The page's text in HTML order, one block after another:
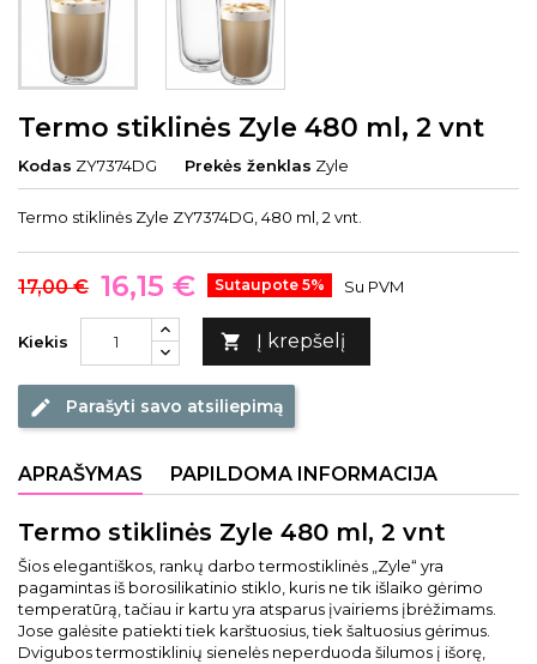
Termo stiklinės Zyle 480 ml, 2 vnt
Kodas ZY7374DG Prekės ženklas Zyle
Termo stiklinės Zyle ZY7374DG, 480 ml, 2 vnt.
17,00 € 16,15 € Sutaupote 5% Su PVM
Kiekis  Į krepšelį
edit Parašyti savo atsiliepimą
APRAŠYMAS PAPILDOMA INFORMACIJA
Termo stiklinės Zyle 480 ml, 2 vnt
Šios elegantiškos, rankų darbo termostiklinės „Zyle“ yra
pagamintas iš borosilikatinio stiklo, kuris ne tik išlaiko gėrimo
temperatūrą, tačiau ir kartu yra atsparus įvairiems įbrėžimams.
Jose galėsite patiekti tiek karštuosius, tiek šaltuosius gėrimus.
Dvigubos termostiklinių sienelės neperduoda šilumos į išorę,